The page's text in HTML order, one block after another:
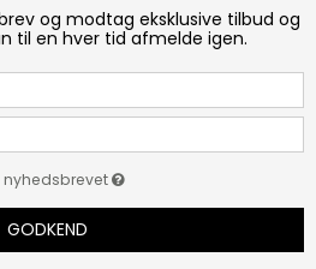
og modtag eksklusive tilbud og
til en hver tid afmelde igen.
nyhedsbrevet
GODKEND